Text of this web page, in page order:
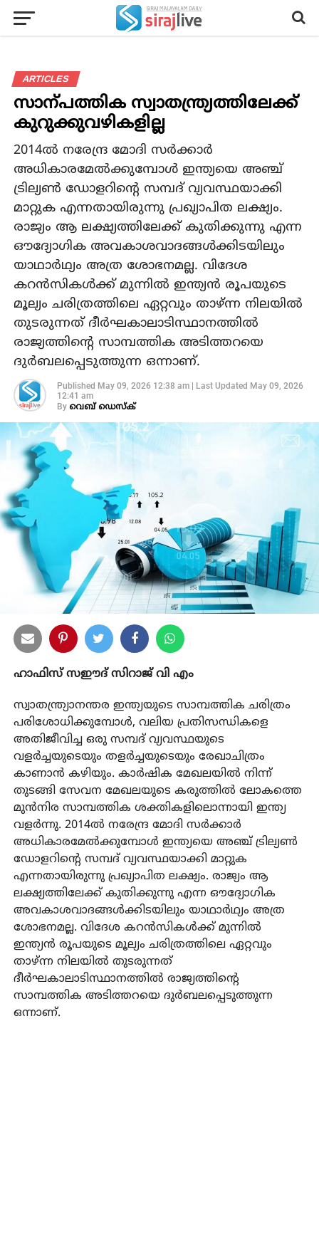
ARTICLES
സാന്പത്തിക സ്വാതന്ത്ര്യത്തിലേക്ക്
കുറുക്കുവഴികളില്ല
2014ല്‍ നരേന്ദ്ര മോദി സര്‍ക്കാര്‍
അധികാരമേല്‍ക്കുമ്പോള്‍ ഇന്ത്യയെ അഞ്ച്
ട്രില്യണ്‍ ഡോളറിന്റെ സമ്പദ് വ്യവസ്ഥയാക്കി
മാറ്റുക എന്നതായിരുന്നു പ്രഖ്യാപിത ലക്ഷ്യം.
രാജ്യം ആ ലക്ഷ്യത്തിലേക്ക് കുതിക്കുന്നു എന്ന
ഔദ്യോഗിക അവകാശവാദങ്ങള്‍ക്കിടയിലും
യാഥാര്‍ഥ്യം അത്ര ശോഭനമല്ല. വിദേശ
കറന്‍സികള്‍ക്ക് മുന്നില്‍ ഇന്ത്യന്‍ രൂപയുടെ
മൂല്യം ചരിത്രത്തിലെ ഏറ്റവും താഴ്ന്ന നിലയില്‍
തുടരുന്നത് ദീര്‍ഘകാലാടിസ്ഥാനത്തില്‍
രാജ്യത്തിന്റെ സാമ്പത്തിക അടിത്തറയെ
ദുര്‍ബലപ്പെടുത്തുന്ന ഒന്നാണ്.
Published May 09, 2026 12:38 am| Last Updated May 09, 2026
12:41 am
By വെബ് ഡെസ്‌ക്
ഹാഫിസ് സഈദ് സിറാജ് വി എം
സ്വാതന്ത്ര്യാനന്തര ഇന്ത്യയുടെ സാമ്പത്തിക ചരിത്രം
പരിശോധിക്കുമ്പോള്‍, വലിയ പ്രതിസന്ധികളെ
അതിജീവിച്ച ഒരു സമ്പദ് വ്യവസ്ഥയുടെ
വളര്‍ച്ചയുടെയും തളര്‍ച്ചയുടെയും രേഖാചിത്രം
കാണാന്‍ കഴിയും. കാര്‍ഷിക മേഖലയില്‍ നിന്ന്
തുടങ്ങി സേവന മേഖലയുടെ കരുത്തില്‍ ലോകത്തെ
മുന്‍നിര സാമ്പത്തിക ശക്തികളിലൊന്നായി ഇന്ത്യ
വളര്‍ന്നു. 2014ല്‍ നരേന്ദ്ര മോദി സര്‍ക്കാര്‍
അധികാരമേല്‍ക്കുമ്പോള്‍ ഇന്ത്യയെ അഞ്ച് ട്രില്യണ്‍
ഡോളറിന്റെ സമ്പദ് വ്യവസ്ഥയാക്കി മാറ്റുക
എന്നതായിരുന്നു പ്രഖ്യാപിത ലക്ഷ്യം. രാജ്യം ആ
ലക്ഷ്യത്തിലേക്ക് കുതിക്കുന്നു എന്ന ഔദ്യോഗിക
അവകാശവാദങ്ങള്‍ക്കിടയിലും യാഥാര്‍ഥ്യം അത്ര
ശോഭനമല്ല. വിദേശ കറന്‍സികള്‍ക്ക് മുന്നില്‍
ഇന്ത്യന്‍ രൂപയുടെ മൂല്യം ചരിത്രത്തിലെ ഏറ്റവും
താഴ്ന്ന നിലയില്‍ തുടരുന്നത്
ദീര്‍ഘകാലാടിസ്ഥാനത്തില്‍ രാജ്യത്തിന്റെ
സാമ്പത്തിക അടിത്തറയെ ദുര്‍ബലപ്പെടുത്തുന്ന
ഒന്നാണ്.